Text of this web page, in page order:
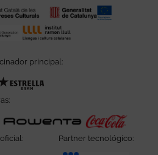
principal:
ventana
Abre en nueva ventanaAbre en nueva
Partner tecnológico: